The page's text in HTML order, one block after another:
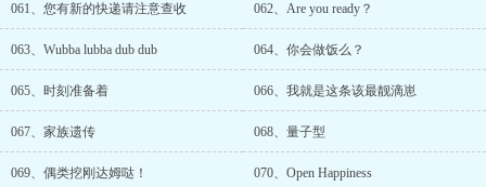
061、您有新的快递请注意查收 062、Are you ready？
063、Wubba lubba dub dub 064、你会做饭么？
065、时刻准备着 066、我就是这条该最靓滴崽
067、家族遗传 068、量子型
069、偶类挖刚达姆哒！ 070、Open Happiness